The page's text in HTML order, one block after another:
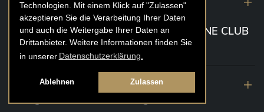
Technologien. Mit einem Klick auf "Zulassen"
akzeptieren Sie die Verarbeitung Ihrer Daten
und auch die Weitergabe Ihrer Daten an
Drittanbieter. Weitere Informationen finden Sie
in unserer Datenschutzerklärung.
Ablehnen Zulassen
Caviar „Die glorreichen 7“ Riesling Große
Gewächse von der Mosel aus 2020 @ FINE CLUB
Clubhouse Prunier Cologne (Köln)
29. Juli 2022
| Weinbergwanderung
Weingüter Geheimrat J. Wegeler